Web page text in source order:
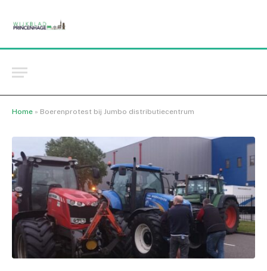
Home » Boerenprotest bij Jumbo distributiecentrum